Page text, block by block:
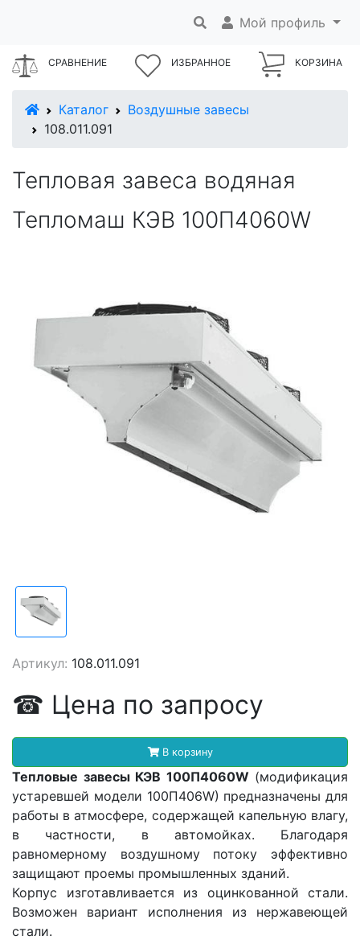
Мой профиль
СРАВНЕНИЕ ИЗБРАННОЕ КОРЗИНА
В начало
Каталог
Воздушные завесы
108.011.091
Тепловая завеса водяная
Тепломаш КЭВ 100П4060W
Артикул: 108.011.091
☎ Цена по запросу
В корзину
Тепловые завесы КЭВ 100П4060W (модификация
устаревшей модели 100П406W) предназначены для
работы в атмосфере, содержащей капельную влагу,
в частности, в автомойках. Благодаря
равномерному воздушному потоку эффективно
защищают проемы промышленных зданий.
Корпус изготавливается из оцинкованной стали.
Возможен вариант исполнения из нержавеющей
стали.